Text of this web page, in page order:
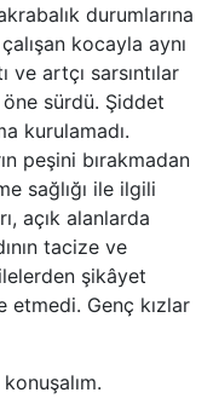
durumlarına
kocayla aynı
ve artçı sarsıntılar
sürdü. Şiddet
kurulamadı.
peşini bırakmadan
sağlığı ile ilgili
açık alanlarda
tacize ve
şikâyet
etmedi. Genç kızlar